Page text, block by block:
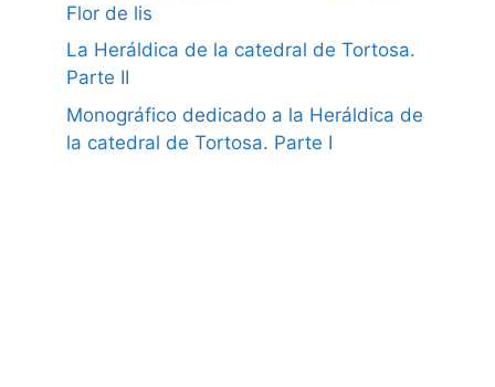
Flor de lis
La Heráldica de la catedral de Tortosa.
Parte II
Monográfico dedicado a la Heráldica de
la catedral de Tortosa. Parte I